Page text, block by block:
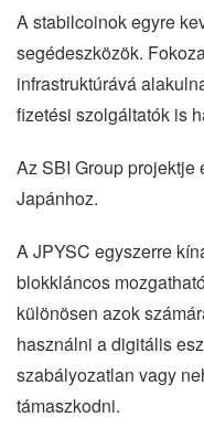
A stabilcoinok egyre
segédeszközök.
infrastruktúrává
fizetési szolgáltatók is
Az SBI Group projektje
Japánhoz.
A JPYSC egyszerre
blokkláncos
különösen azok
használni a digitális
szabályozatlan vagy
támaszkodni.